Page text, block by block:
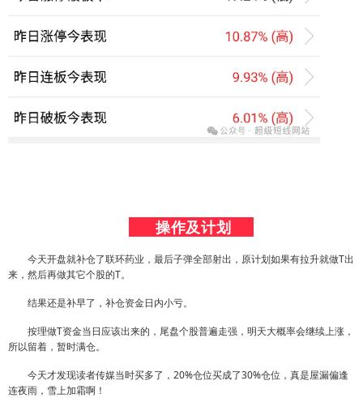
操作及计划
今天开盘就补仓了联环药业，最后子弹全部射出，原计划如果有拉升就做T出
来，然后再做其它个股的T。
结果还是补早了，补仓资金日内小亏。
按理做T资金当日应该出来的，尾盘个股普遍走强，明天大概率会继续上涨，
所以留着，暂时满仓。
今天才发现读者传媒当时买多了，20%仓位买成了30%仓位，真是屋漏偏逢
连夜雨，雪上加霜啊！